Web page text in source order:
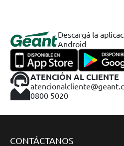
Descargá la
Android
ATENCIÓN AL CLIENTE
0800 5020
CONTÁCTANOS